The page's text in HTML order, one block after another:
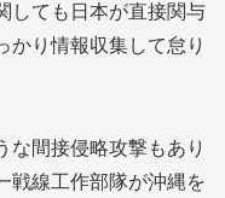
しても日本が直接関与
かり情報収集して怠り
な間接侵略攻撃もあり
戦線工作部隊が沖縄を